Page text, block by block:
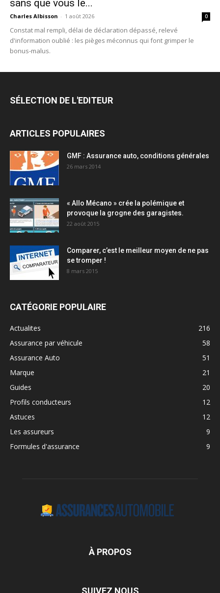
sans que vous le...
Charles Albisson - 1 août 2026 0
Constat mal rempli, délai de déclaration dépassé, relevé
d'information oublié : les pièges méconnus qui font grimper le
bonus-malus.
SÉLECTION DE L'EDITEUR
ARTICLES POPULAIRES
GMF : Assurance auto, conditions générales
26 mars 2014
« Allo Mécano » crée la polémique et
provoque la grogne des garagistes.
22 août 2015
Comparer, c’est le meilleur moyen de ne pas
se tromper !
8 mars 2015
CATÉGORIE POPULAIRE
Actualites
216
Assurance par véhicule
58
Assurance Auto
51
Marque
21
Guides
20
Profils conducteurs
12
Astuces
12
Les assureurs
9
Formules d'assurance
9
À PROPOS
SUIVEZ NOUS